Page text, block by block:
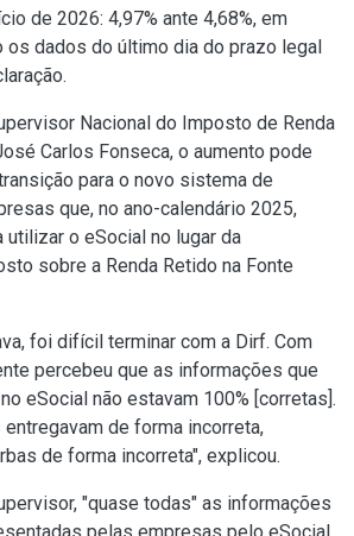
de 2026: 4,97% ante 4,68%, em
os dados do último dia do prazo legal
Nacional do Imposto de Renda
Carlos Fonseca, o aumento pode
para o novo sistema de
que, no ano-calendário 2025,
utilizar o eSocial no lugar da
sobre a Renda Retido na Fonte
foi difícil terminar com a Dirf. Com
percebeu que as informações que
eSocial não estavam 100% [corretas].
de forma incorreta,
de forma incorreta", explicou.
"quase todas" as informações